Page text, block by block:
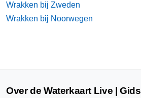
Wrakken bij Zweden
Wrakken bij Noorwegen
Over de Waterkaart Live | Gids